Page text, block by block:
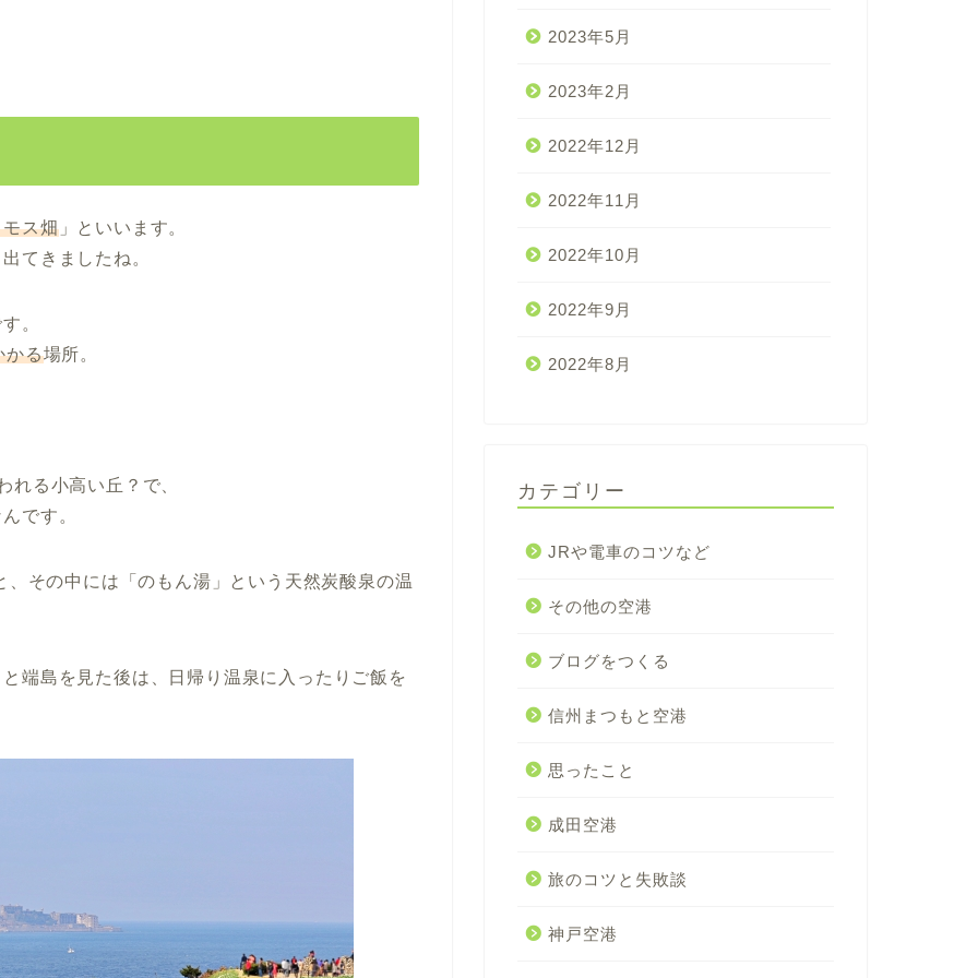
ス畑」といいます。
てきましたね。
。
かる場所。
れる小高い丘？で、
です。
その中には「のもん湯」という天然炭酸泉の温
端島を見た後は、日帰り温泉に入ったりご飯を
2023年5月
2023年2月
2022年12月
2022年11月
2022年10月
2022年9月
2022年8月
カテゴリー
JRや電車のコツなど
その他の空港
ブログをつくる
信州まつもと空港
思ったこと
成田空港
旅のコツと失敗談
神戸空港